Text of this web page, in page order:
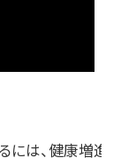
は、健康増進